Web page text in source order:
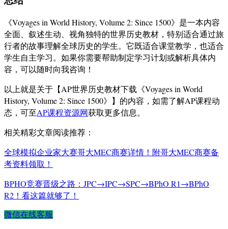
《Voyages in World History, Volume 2: Since 1500》是一本内容
全面、叙述生动、视角独特的世界历史教材，特别适合通过旅
行者的故事理解全球历史的学生。它既适合课堂教学，也适合
学生自主学习。如果你需要帮助制定学习计划或解析具体内
容，可以随时向我咨询！
以上就是关于【AP世界历史教材下载《Voyages in World
History, Volume 2: Since 1500》】的内容，如需了解AP课程动
态，可至AP课程资源网获取更多信息。
相关精彩文章阅读推荐：
全球模拟企业家大赛哥大MEC商赛详情！附哥大MEC商赛备
考资料领取！
BPHO竞赛晋级之路：JPC→IPC→SPC→BPhO R1→BPhO
R2！看这篇就够了！
微信在线客服